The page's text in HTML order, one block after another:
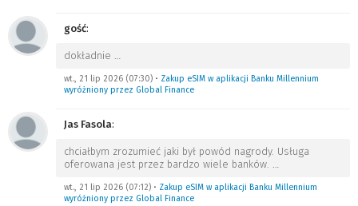
gość:
dokładnie …
wt., 21 lip 2026 (07:30) • Zakup eSIM w aplikacji Banku Millennium
wyróżniony przez Global Finance
Jas Fasola:
chciałbym zrozumieć jaki był powód nagrody. Usługa
oferowana jest przez bardzo wiele banków. …
wt., 21 lip 2026 (07:12) • Zakup eSIM w aplikacji Banku Millennium
wyróżniony przez Global Finance